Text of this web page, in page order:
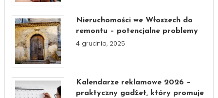
Nieruchomości we Włoszech do
remontu – potencjalne problemy
4 grudnia, 2025
Kalendarze reklamowe 2026 –
praktyczny gadżet, który promuje